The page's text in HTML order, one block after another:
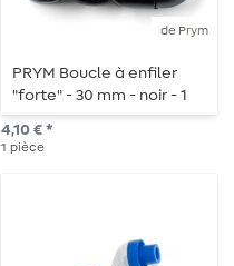
de Prym
PRYM Boucle à enfiler
"forte" - 30 mm - noir - 1
pièce
4,10 € *
1 pièce